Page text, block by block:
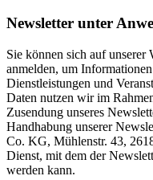
Newsletter unter
Sie können sich auf unserer
anmelden, um
Dienstleistungen und
Daten nutzen wir im
Zusendung unseres
Handhabung unserer
Co. KG, Mühlenstr. 43,
Dienst, mit dem der
werden kann.